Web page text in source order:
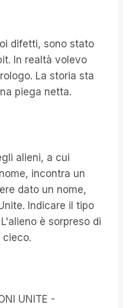
difetti, sono stato
In realtà volevo
La storia sta
piega netta.
alieni, a cui
incontra un
dato un nome,
Indicare il tipo
è sorpreso di
cieco.
UNITE -